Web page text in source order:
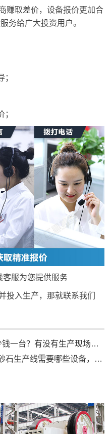
赚取差价，设备报价更加合
务给广大投资用户。
服为您提供服务
投入生产，那就联系我们
时产100吨制砂机多少钱一台？有没有生产现场视频
建一条月产18万吨的砂石生产线需要哪些设备，价格多少